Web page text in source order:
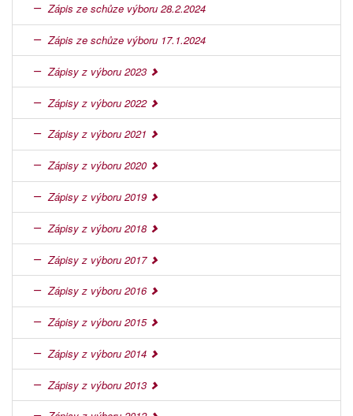
Zápis ze schůze výboru 28.2.2024
Zápis ze schůze výboru 17.1.2024
Zápisy z výboru 2023
Zápisy z výboru 2022
Zápisy z výboru 2021
Zápisy z výboru 2020
Zápisy z výboru 2019
Zápisy z výboru 2018
Zápisy z výboru 2017
Zápisy z výboru 2016
Zápisy z výboru 2015
Zápisy z výboru 2014
Zápisy z výboru 2013